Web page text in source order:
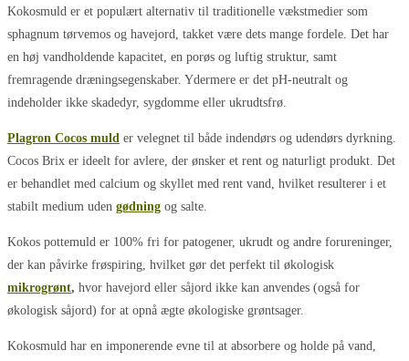
Kokosmuld er et populært alternativ til traditionelle vækstmedier som
sphagnum tørvemos og havejord, takket være dets mange fordele. Det har
en høj vandholdende kapacitet, en porøs og luftig struktur, samt
fremragende dræningsegenskaber. Ydermere er det pH-neutralt og
indeholder ikke skadedyr, sygdomme eller ukrudtsfrø.
Plagron Cocos muld er velegnet til både indendørs og udendørs dyrkning.
Cocos Brix er ideelt for avlere, der ønsker et rent og naturligt produkt. Det
er behandlet med calcium og skyllet med rent vand, hvilket resulterer i et
stabilt medium uden gødning og salte.
Kokos pottemuld er 100% fri for patogener, ukrudt og andre forureninger,
der kan påvirke frøspiring, hvilket gør det perfekt til økologisk
mikrogrønt, hvor havejord eller såjord ikke kan anvendes (også for
økologisk såjord) for at opnå ægte økologiske grøntsager.
Kokosmuld har en imponerende evne til at absorbere og holde på vand,